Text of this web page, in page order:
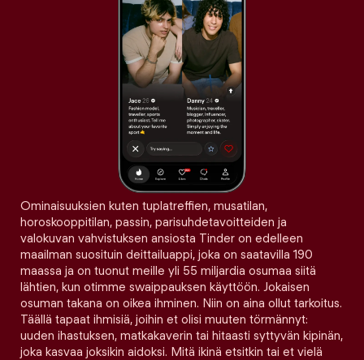
Ominaisuuksien kuten tuplatreffien, musatilan,
horoskooppitilan, passin, parisuhdetavoitteiden ja
valokuvan vahvistuksen ansiosta Tinder on edelleen
maailman suosituin deittailuappi, joka on saatavilla 190
maassa ja on tuonut meille yli 55 miljardia osumaa siitä
lähtien, kun otimme swaippauksen käyttöön. Jokaisen
osuman takana on oikea ihminen. Niin on aina ollut tarkoitus.
Täällä tapaat ihmisiä, joihin et olisi muuten törmännyt:
uuden ihastuksen, matkakaverin tai hitaasti syttyvän kipinän,
joka kasvaa joksikin aidoksi. Mitä ikinä etsitkin tai et vielä